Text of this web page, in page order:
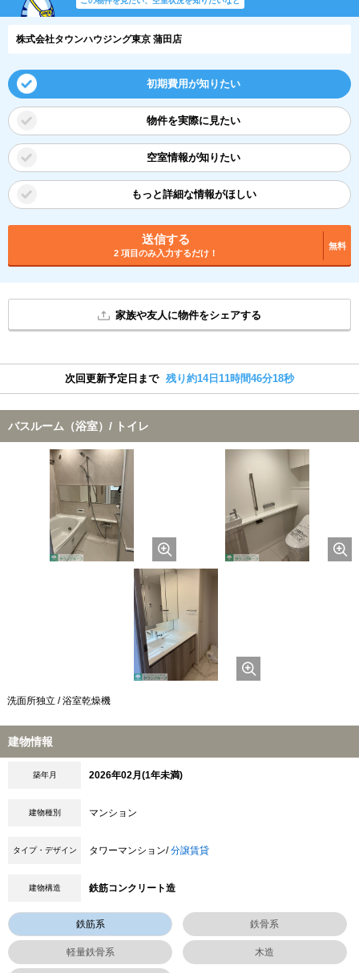
株式会社タウンハウジング東京 蒲田店
初期費用が知りたい
物件を実際に見たい
空室情報が知りたい
もっと詳細な情報がほしい
送信する
2 項目のみ入力するだけ！
無料
家族や友人に物件をシェアする
次回更新予定日まで 残り約14日11時間46分17秒
バスルーム（浴室）/ トイレ
洗面所独立 / 浴室乾燥機
建物情報
築年月 2026年02月(1年未満)
建物種別 マンション
タイプ・デザイン タワーマンション/分譲賃貸
建物構造 鉄筋コンクリート造
鉄筋系 鉄骨系
軽量鉄骨系 木造